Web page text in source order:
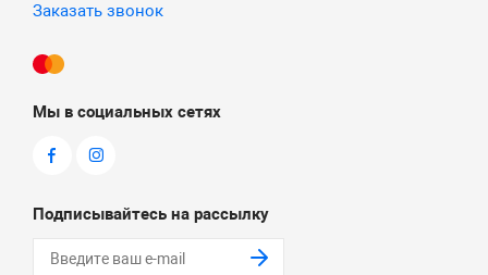
Заказать звонок
Мы в социальных сетях
Подписывайтесь на рассылку